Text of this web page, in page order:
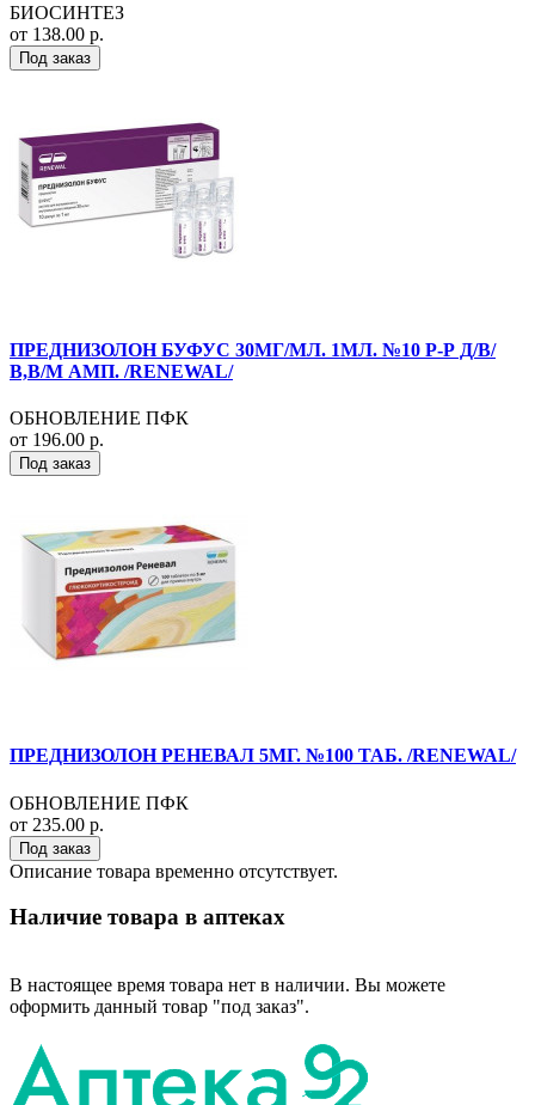
БИОСИНТЕЗ
от 138.00 р.
Под заказ
ПРЕДНИЗОЛОН БУФУС 30МГ/МЛ. 1МЛ. №10 Р-Р Д/В/
В,В/М АМП. /RENEWAL/
ОБНОВЛЕНИЕ ПФК
от 196.00 р.
Под заказ
ПРЕДНИЗОЛОН РЕНЕВАЛ 5МГ. №100 ТАБ. /RENEWAL/
ОБНОВЛЕНИЕ ПФК
от 235.00 р.
Под заказ
Описание товара временно отсутствует.
Наличие товара в аптеках
В настоящее время товара нет в наличии. Вы можете
оформить данный товар "под заказ".